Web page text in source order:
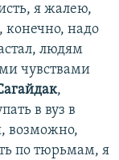
я жалею,
конечно, надо
людям
чувствами
,
в вуз в
возможно,
по тюрьмам, я